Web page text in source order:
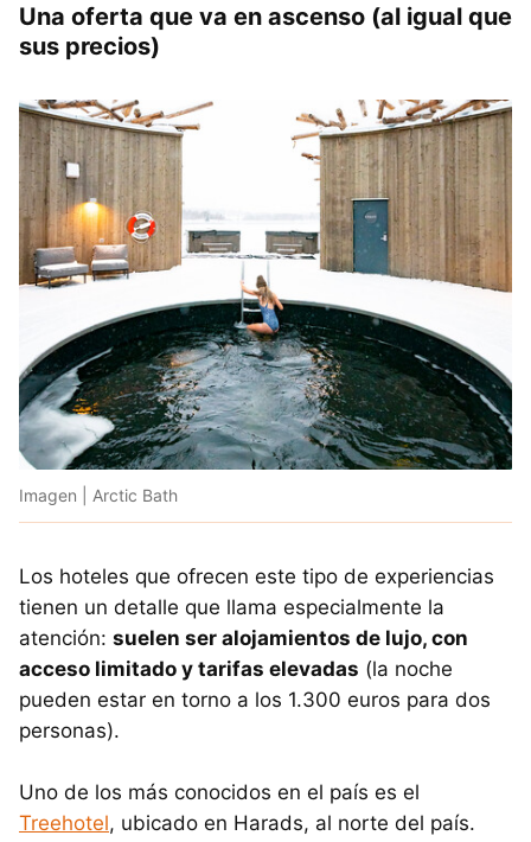
Una oferta que va en ascenso (al igual que
sus precios)
Imagen | Arctic Bath
Los hoteles que ofrecen este tipo de experiencias
tienen un detalle que llama especialmente la
atención: suelen ser alojamientos de lujo, con
acceso limitado y tarifas elevadas (la noche
pueden estar en torno a los 1.300 euros para dos
personas).
Uno de los más conocidos en el país es el
Treehotel, ubicado en Harads, al norte del país.